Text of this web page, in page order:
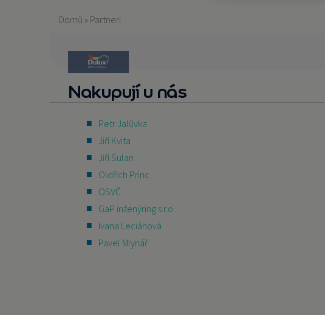
Domů » Partneri
Nakupují u nás
Petr Jalůvka
Jiří Kvita
Jiří Sulan
Oldřich Princ
OSVČ
GaP inženýring s.r.o.
Ivana Leciánová
Pavel Mlynář